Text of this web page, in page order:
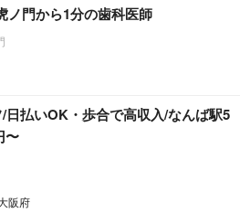
ノ門から1分の歯科医師
払いOK・歩合で高収入/なんば駅5
〜
阪府